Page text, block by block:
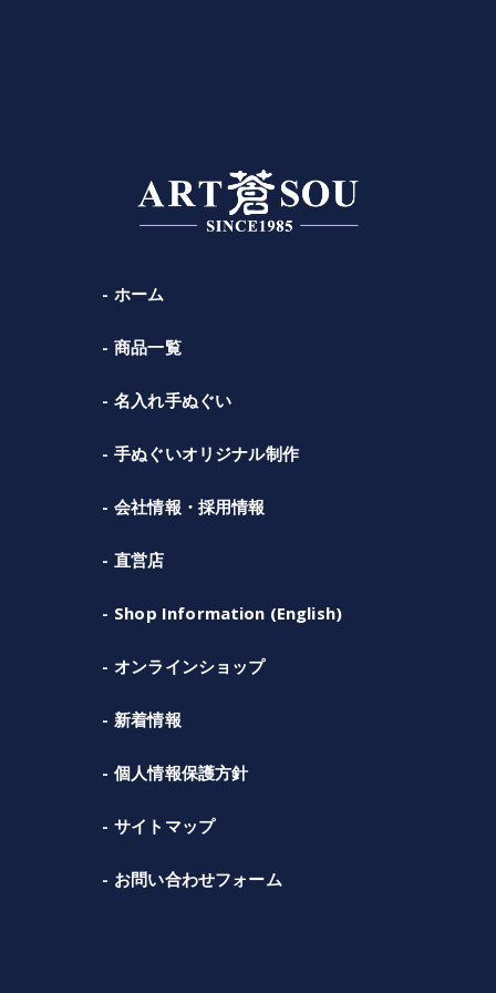
ホーム
商品一覧
名入れ手ぬぐい
手ぬぐいオリジナル制作
会社情報・採用情報
直営店
Shop Information (English)
オンラインショップ
新着情報
個人情報保護方針
サイトマップ
お問い合わせフォーム